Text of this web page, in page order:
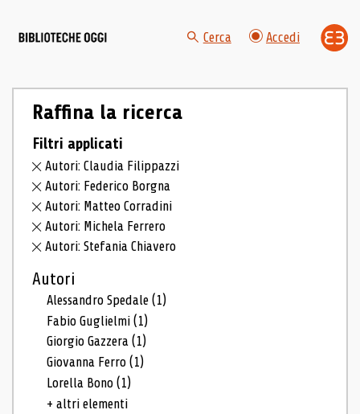
Cerca Accedi
Raffina la ricerca
Filtri applicati
Autori: Claudia Filippazzi
Autori: Federico Borgna
Autori: Matteo Corradini
Autori: Michela Ferrero
Autori: Stefania Chiavero
Autori
Alessandro Spedale(1)
Fabio Guglielmi(1)
Giorgio Gazzera(1)
Giovanna Ferro(1)
Lorella Bono(1)
+ altri elementi